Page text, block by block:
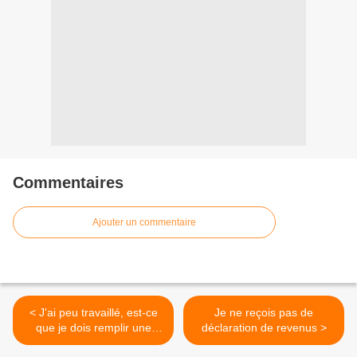
Commentaires
Ajouter un commentaire
< J'ai peu travaillé, est-ce
que je dois remplir une
déclaration de revenus ?
Je ne reçois pas de
déclaration de revenus >